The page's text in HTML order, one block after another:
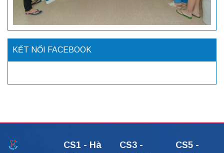
KẾT NỐI FACEBOOK
CS1 - Hà
CS3 -
CS5 -